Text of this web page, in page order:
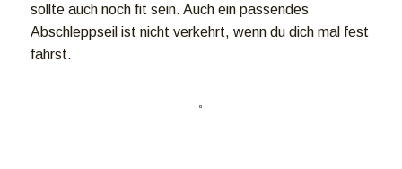
sollte auch noch fit sein. Auch ein passendes
Abschleppseil ist nicht verkehrt, wenn du dich mal fest
fährst.